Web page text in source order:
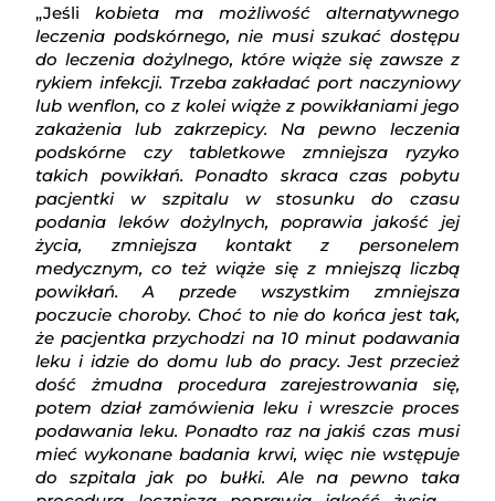
„Jeśli kobieta ma możliwość alternatywnego
leczenia podskórnego, nie musi szukać dostępu
do leczenia dożylnego, które wiąże się zawsze z
rykiem infekcji. Trzeba zakładać port naczyniowy
lub wenflon, co z kolei wiąże z powikłaniami jego
zakażenia lub zakrzepicy. Na pewno leczenia
podskórne czy tabletkowe zmniejsza ryzyko
takich powikłań. Ponadto skraca czas pobytu
pacjentki w szpitalu w stosunku do czasu
podania leków dożylnych, poprawia jakość jej
życia, zmniejsza kontakt z personelem
medycznym, co też wiąże się z mniejszą liczbą
powikłań. A przede wszystkim zmniejsza
poczucie choroby. Choć to nie do końca jest tak,
że pacjentka przychodzi na 10 minut podawania
leku i idzie do domu lub do pracy. Jest przecież
dość żmudna procedura zarejestrowania się,
potem dział zamówienia leku i wreszcie proces
podawania leku. Ponadto raz na jakiś czas musi
mieć wykonane badania krwi, więc nie wstępuje
do szpitala jak po bułki. Ale na pewno taka